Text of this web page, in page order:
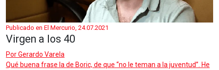
Publicado en El Mercurio, 24.07.2021
Virgen a los 40
PorGerardo Varela
Qué buena frase la de Boric, de que “no le teman a la juventud”. He